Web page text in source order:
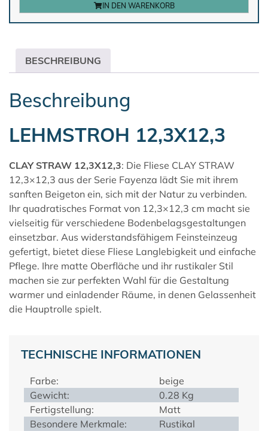
IN DEN WARENKORB
BESCHREIBUNG
Beschreibung
LEHMSTROH 12,3X12,3
CLAY STRAW 12,3X12,3: Die Fliese CLAY STRAW
12,3×12,3 aus der Serie Fayenza lädt Sie mit ihrem
sanften Beigeton ein, sich mit der Natur zu verbinden.
Ihr quadratisches Format von 12,3×12,3 cm macht sie
vielseitig für verschiedene Bodenbelagsgestaltungen
einsetzbar. Aus widerstandsfähigem Feinsteinzeug
gefertigt, bietet diese Fliese Langlebigkeit und einfache
Pflege. Ihre matte Oberfläche und ihr rustikaler Stil
machen sie zur perfekten Wahl für die Gestaltung
warmer und einladender Räume, in denen Gelassenheit
die Hauptrolle spielt.
TECHNISCHE INFORMATIONEN
Farbe:
beige
Gewicht:
0.28 Kg
Fertigstellung:
Matt
Besondere Merkmale:
Rustikal